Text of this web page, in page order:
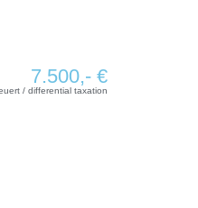
7.500,- €
/ differential taxation